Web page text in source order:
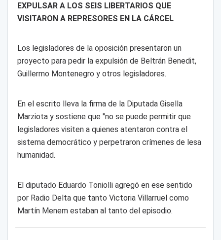
EXPULSAR A LOS SEIS LIBERTARIOS QUE
VISITARON A REPRESORES EN LA CÁRCEL
Los legisladores de la oposición presentaron un
proyecto para pedir la expulsión de Beltrán Benedit,
Guillermo Montenegro y otros legisladores.
En el escrito lleva la firma de la Diputada Gisella
Marziota y sostiene que "no se puede permitir que
legisladores visiten a quienes atentaron contra el
sistema democrático y perpetraron crímenes de lesa
humanidad.
El diputado Eduardo Toniolli agregó en ese sentido
por Radio Delta que tanto Victoria Villarruel como
Martín Menem estaban al tanto del episodio.